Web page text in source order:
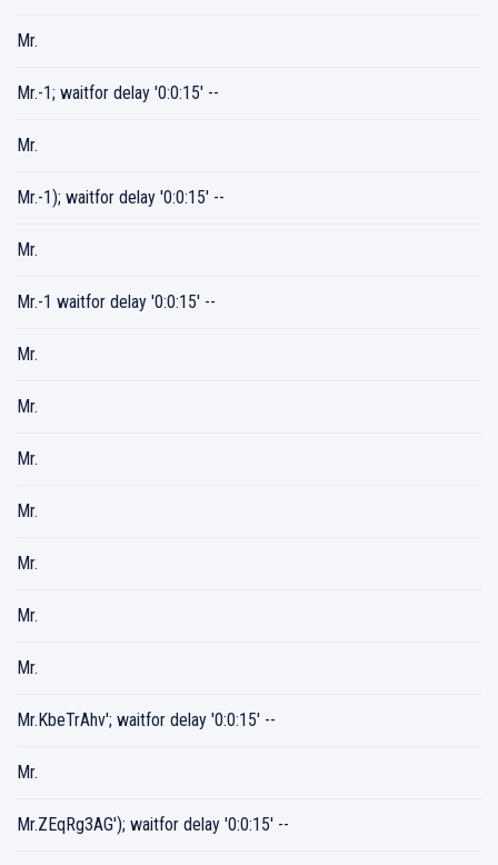
Mr.
Mr.-1; waitfor delay '0:0:15' --
Mr.
Mr.-1); waitfor delay '0:0:15' --
Mr.
Mr.-1 waitfor delay '0:0:15' --
Mr.
Mr.
Mr.
Mr.
Mr.
Mr.
Mr.
Mr.KbeTrAhv'; waitfor delay '0:0:15' --
Mr.
Mr.ZEqRg3AG'); waitfor delay '0:0:15' --